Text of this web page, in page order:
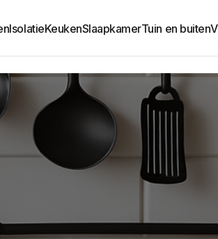
IsolatieKeukenSlaapkamerTuin en buiten